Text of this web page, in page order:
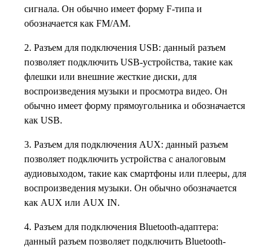
сигнала. Он обычно имеет форму F-типа и
обозначается как FM/AM.
2. Разъем для подключения USB: данный разъем
позволяет подключить USB-устройства, такие как
флешки или внешние жесткие диски, для
воспроизведения музыки и просмотра видео. Он
обычно имеет форму прямоугольника и обозначается
как USB.
3. Разъем для подключения AUX: данный разъем
позволяет подключить устройства с аналоговым
аудиовыходом, такие как смартфоны или плееры, для
воспроизведения музыки. Он обычно обозначается
как AUX или AUX IN.
4. Разъем для подключения Bluetooth-адаптера:
данный разъем позволяет подключить Bluetooth-